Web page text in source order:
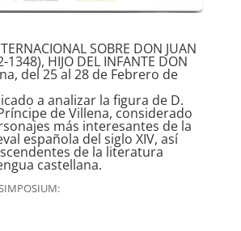
SOBRE DON JUAN
1348), HIJO DEL INFANTE DON
del 25 al 28 de Febrero de
a analizar la figura de D.
de Villena, considerado
más interesantes de la
española del siglo XIV, así
de la literatura
castellana.